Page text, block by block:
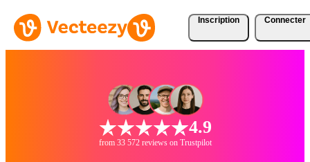
Inscription Connecter
4.9
from 33 572 reviews on Trustpilot